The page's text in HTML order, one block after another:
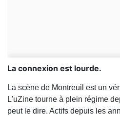
La connexion est lourde.
La scène de Montreuil est un
L'uZine tourne à plein régime
peut le dire. Actifs depuis les